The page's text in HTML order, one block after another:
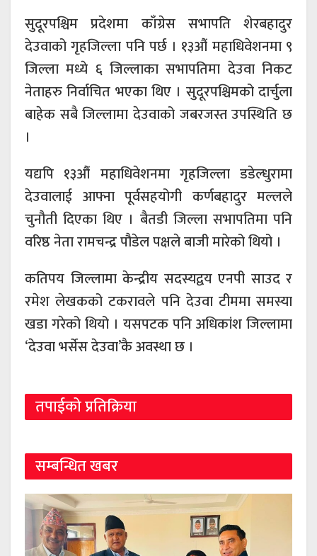
सुदूरपश्चिम प्रदेशमा काँग्रेस सभापति शेरबहादुर
देउवाको गृहजिल्ला पनि पर्छ । १३औं महाधिवेशनमा ९
जिल्ला मध्ये ६ जिल्लाका सभापतिमा देउवा निकट
नेताहरु निर्वाचित भएका थिए । सुदूरपश्चिमको दार्चुला
बाहेक सबै जिल्लामा देउवाको जबरजस्त उपस्थिति छ
।
यद्यपि १३औं महाधिवेशनमा गृहजिल्ला डडेल्धुरामा
देउवालाई आफ्ना पूर्वसहयोगी कर्णबहादुर मल्लले
चुनौती दिएका थिए । बैतडी जिल्ला सभापतिमा पनि
वरिष्ठ नेता रामचन्द्र पौडेल पक्षले बाजी मारेको थियो ।
कतिपय जिल्लामा केन्द्रीय सदस्यद्वय एनपी साउद र
रमेश लेखकको टकरावले पनि देउवा टीममा समस्या
खडा गरेको थियो । यसपटक पनि अधिकांश जिल्लामा
‘देउवा भर्सेस देउवा’कै अवस्था छ ।
तपाईको प्रतिक्रिया
सम्बन्धित खबर